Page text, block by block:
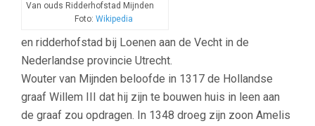
Van ouds Ridderhofstad Mijnden
Foto: Wikipedia
en ridderhofstad bij Loenen aan de Vecht in de
Nederlandse provincie Utrecht.
Wouter van Mijnden beloofde in 1317 de Hollandse
graaf Willem III dat hij zijn te bouwen huis in leen aan
de graaf zou opdragen. In 1348 droeg zijn zoon Amelis